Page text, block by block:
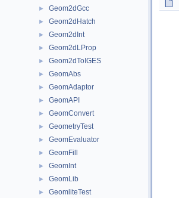
► Geom2dGcc
► Geom2dHatch
► Geom2dInt
► Geom2dLProp
► Geom2dToIGES
► GeomAbs
► GeomAdaptor
► GeomAPI
► GeomConvert
► GeometryTest
► GeomEvaluator
► GeomFill
► GeomInt
► GeomLib
► GeomliteTest